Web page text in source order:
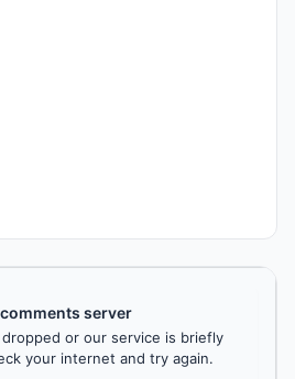
server
or our service is briefly
your internet and try again.